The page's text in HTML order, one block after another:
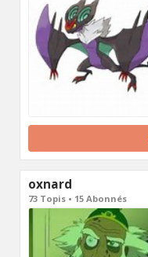
oxnard
73 Topis • 15 Abonnés